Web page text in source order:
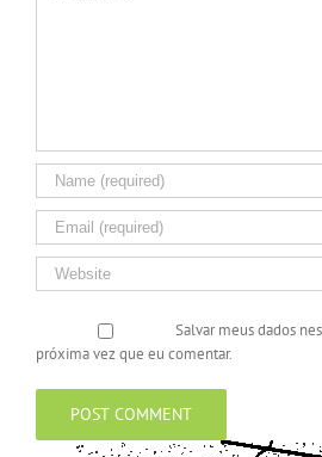
Salvar meus dados
próxima vez que eu comentar.